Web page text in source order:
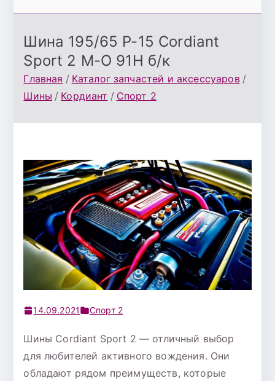
Шина 195/65 Р-15 Cordiant
Sport 2 М-О 91Н б/к
Главная
Каталог запчастей и аксессуаров
Шины
Кордиант Спорт 2
14.09.2021 Спорт 2
Шины Cordiant Sport 2 — отличный выбор
для любителей активного вождения. Они
обладают рядом преимуществ, которые